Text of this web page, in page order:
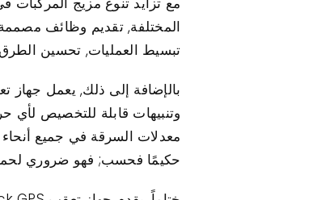
المختلفة, تقديم وظائف مصممة
تبسيط العمليات, تحسين
وتنبيهات قابلة للتخصيص لأي
حكيمًا فحسب; فهو ضروري